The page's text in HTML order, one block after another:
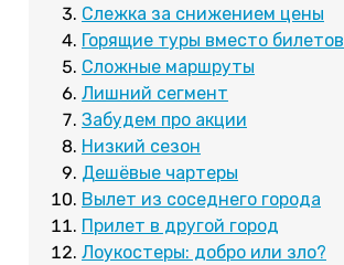
Слежка за снижением цены
Горящие туры вместо билетов
Сложные маршруты
Лишний сегмент
Забудем про акции
Низкий сезон
Дешёвые чартеры
Вылет из соседнего города
Прилет в другой город
Лоукостеры: добро или зло?